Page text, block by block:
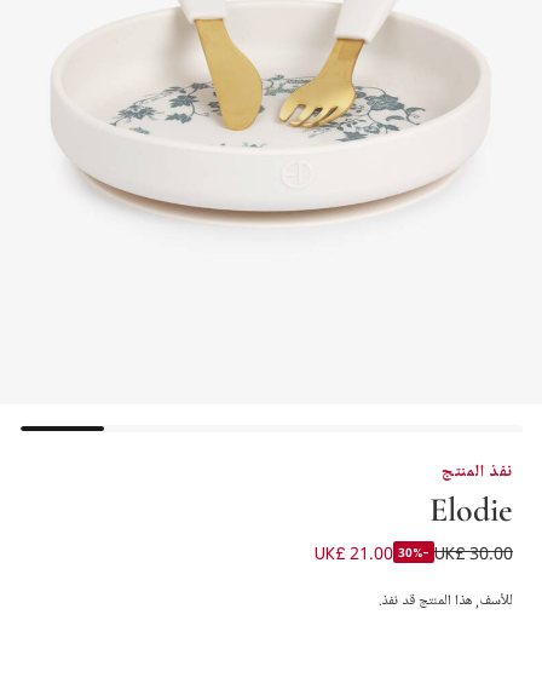
نفذ المنتج
Elodie
طقم أدوات مائدة بنقشة ورود وفهد لون أزرق وعاجي
UK£ 30.00
-30%
UK£ 21.00
للأسف, هذا المنتج قد نفذ.